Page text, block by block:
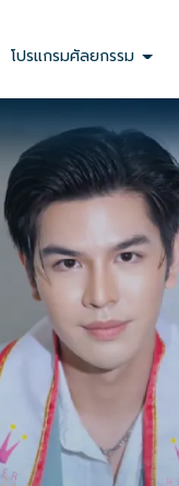
โปรแกรมศัลยกรรม